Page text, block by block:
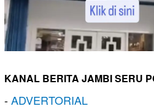
KANAL BERITA JAMBI SERU
-ADVERTORIAL